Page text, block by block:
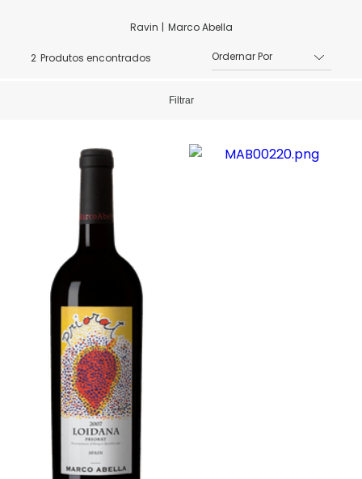
Marco Abella
2 Produtos encontrados
Filtrar